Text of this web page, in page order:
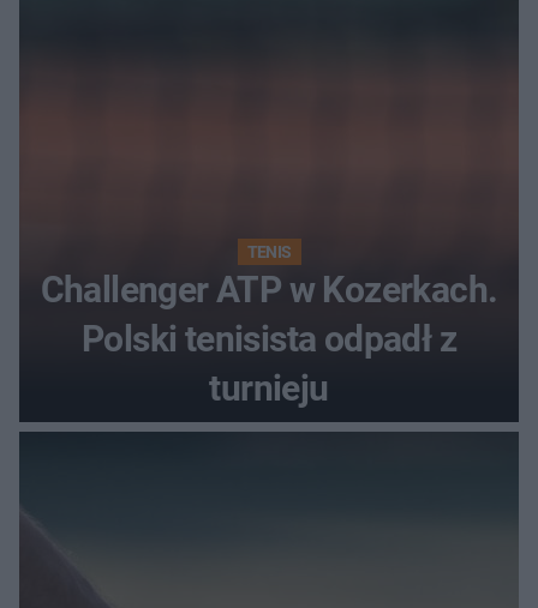
TENIS
Challenger ATP w Kozerkach.
Polski tenisista odpadł z
turnieju